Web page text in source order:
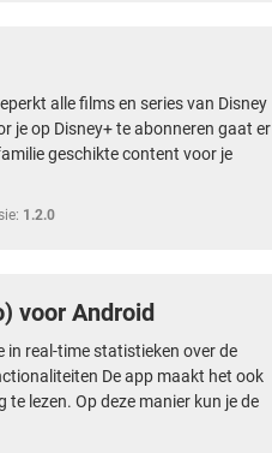
alle films en series van Disney
je op Disney+ te abonneren gaat er
geschikte content voor je
1.2.0
voor Android
in real-time statistieken over de
De app maakt het ook
lezen. Op deze manier kun je de